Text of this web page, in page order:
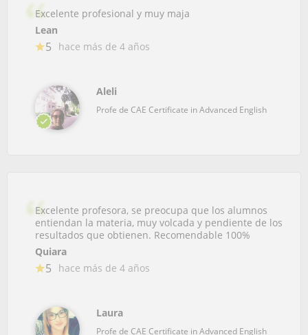
Excelente profesional y muy maja
Lean
5 hace más de 4 años
Aleli
Profe de CAE Certificate in Advanced English
Excelente profesora, se preocupa que los alumnos
entiendan la materia, muy volcada y pendiente de los
resultados que obtienen. Recomendable 100%
Quiara
5 hace más de 4 años
Laura
Profe de CAE Certificate in Advanced English